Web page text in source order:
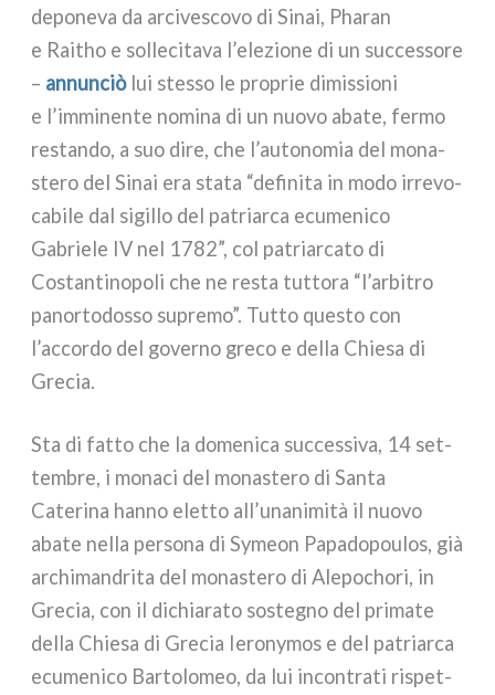
depo­ne­va da arci­ve­sco­vo di Sinai, Pharan
e Raitho e sol­le­ci­ta­va l’elezione di un suc­ces­so­re
– annun­ciòlui stes­so le pro­prie dimis­sio­ni
e l’imminente nomi­na di un nuo­vo aba­te, fer­mo
restan­do, a suo dire, che l’autonomia del mona­
ste­ro del Sinai era sta­ta “defi­ni­ta in modo irre­vo­
ca­bi­le dal sigil­lo del patriar­ca ecu­me­ni­co
Gabriele IV nel 1782”, col patriar­ca­to di
Costantinopoli che ne resta tut­to­ra “l’arbitro
panor­to­dos­so supre­mo”. Tutto que­sto con
l’accordo del gover­no gre­co e del­la Chiesa di
Grecia.
Sta di fat­to che la dome­ni­ca suc­ces­si­va, 14 set­
tem­bre, i mona­ci del mona­ste­ro di Santa
Caterina han­no elet­to all’unanimità il nuo­vo
aba­te nel­la per­so­na di Symeon Papadopoulos, già
archi­man­dri­ta del mona­ste­ro di Alepochori, in
Grecia, con il dichia­ra­to soste­gno del pri­ma­te
del­la Chiesa di Grecia Ieronymos e del patriar­ca
ecu­me­ni­co Bartolomeo, da lui incon­tra­ti rispet­